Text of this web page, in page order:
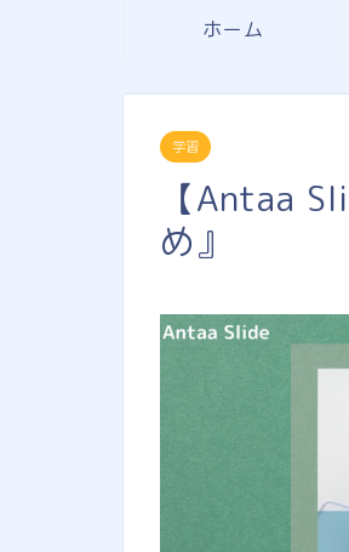
ホーム
学習
【Antaa
め』